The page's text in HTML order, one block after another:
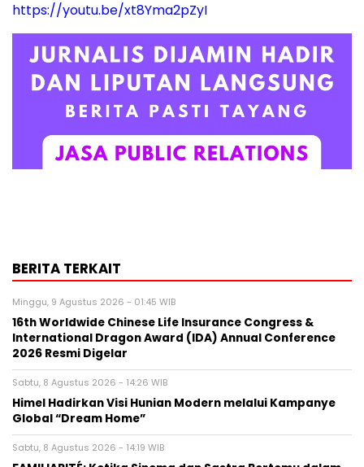
https://youtu.be/xt8Yma2pZyI
BERITA TERKAIT
Minggu, 9 Agustus 2026 - 01:45 WIB
16th Worldwide Chinese Life Insurance Congress &
International Dragon Award (IDA) Annual Conference
2026 Resmi Digelar
Sabtu, 8 Agustus 2026 - 14:26 WIB
Himel Hadirkan Visi Hunian Modern melalui Kampanye
Global “Dream Home”
Sabtu, 8 Agustus 2026 - 14:19 WIB